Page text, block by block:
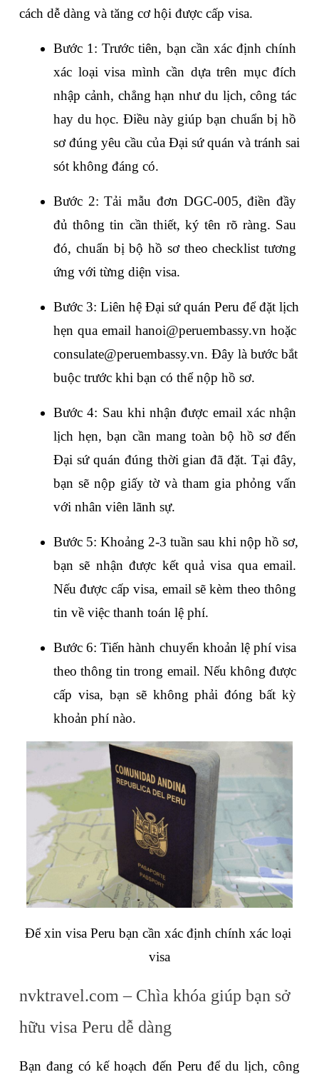
cách dễ dàng và tăng cơ hội được cấp visa.
Bước 1: Trước tiên, bạn cần xác định chính
xác loại visa mình cần dựa trên mục đích
nhập cảnh, chẳng hạn như du lịch, công tác
hay du học. Điều này giúp bạn chuẩn bị hồ
sơ đúng yêu cầu của Đại sứ quán và tránh sai
sót không đáng có.
Bước 2: Tải mẫu đơn DGC-005, điền đầy
đủ thông tin cần thiết, ký tên rõ ràng. Sau
đó, chuẩn bị bộ hồ sơ theo checklist tương
ứng với từng diện visa.
Bước 3: Liên hệ Đại sứ quán Peru để đặt lịch
hẹn qua email hanoi@peruembassy.vn hoặc
consulate@peruembassy.vn. Đây là bước bắt
buộc trước khi bạn có thể nộp hồ sơ.
Bước 4: Sau khi nhận được email xác nhận
lịch hẹn, bạn cần mang toàn bộ hồ sơ đến
Đại sứ quán đúng thời gian đã đặt. Tại đây,
bạn sẽ nộp giấy tờ và tham gia phỏng vấn
với nhân viên lãnh sự.
Bước 5: Khoảng 2-3 tuần sau khi nộp hồ sơ,
bạn sẽ nhận được kết quả visa qua email.
Nếu được cấp visa, email sẽ kèm theo thông
tin về việc thanh toán lệ phí.
Bước 6: Tiến hành chuyển khoản lệ phí visa
theo thông tin trong email. Nếu không được
cấp visa, bạn sẽ không phải đóng bất kỳ
khoản phí nào.
Để xin visa Peru bạn cần xác định chính xác loại
visa
nvktravel.com – Chìa khóa giúp bạn sở
hữu visa Peru dễ dàng
Bạn đang có kế hoạch đến Peru để du lịch, công